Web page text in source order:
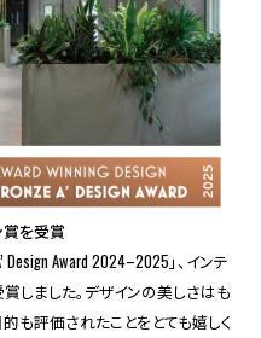
賞を受賞
Design Award 2024–2025」、インテ
しました。デザインの美しさはも
も評価されたことをとても嬉しく